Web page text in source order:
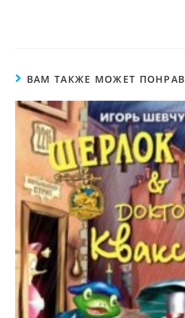
ВАМ ТАКЖЕ МОЖЕТ